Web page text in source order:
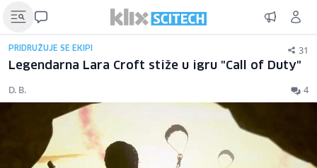
PRIDRUŽUJE SE EKIPI 31
Legendarna Lara Croft stiže u igru "Call of Duty"
D. B. 4